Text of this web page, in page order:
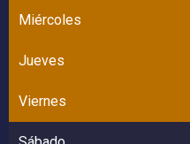
Miércoles
Jueves
Viernes